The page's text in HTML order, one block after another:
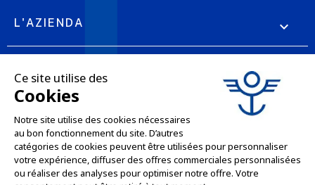
L'AZIENDA 
LE NOSTRE OFFERTE
SERVIZI PROFESSIONALI
SERVIZI DI VENDITA ONLINE
RESTIAMO IN CONTATTO